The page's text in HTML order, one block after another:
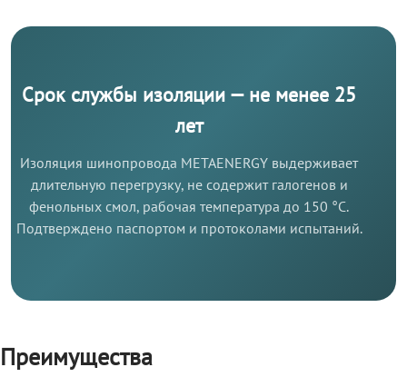
Срок службы изоляции — не менее 25
лет
Изоляция шинопровода METAENERGY выдерживает
длительную перегрузку, не содержит галогенов и
фенольных смол, рабочая температура до 150 °C.
Подтверждено паспортом и протоколами испытаний.
Преимущества